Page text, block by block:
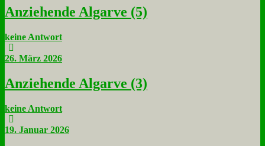
An­zie­hen­de Al­gar­ve (5)
keine Antwort
26. März 2026
An­zie­hen­de Al­gar­ve (3)
keine Antwort
19. Januar 2026